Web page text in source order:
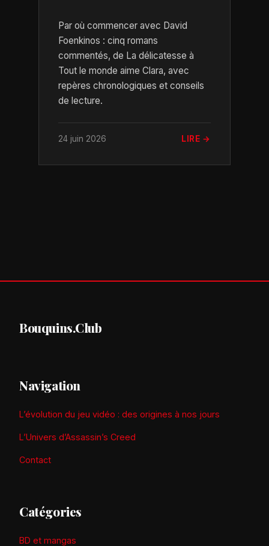
Par où commencer avec David
Foenkinos : cinq romans
commentés, de La délicatesse à
Tout le monde aime Clara, avec
repères chronologiques et conseils
de lecture.
24 juin 2026 LIRE →
Bouquins.Club
Navigation
L’évolution du jeu vidéo : des origines à nos jours
L’Univers d’Assassin’s Creed
Contact
Catégories
BD et mangas